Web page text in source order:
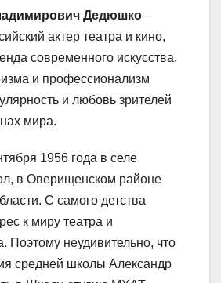
Дедюшко –
актер театра и кино,
современного искусства.
и профессионализм
и любовь зрителей
мира.
1956 года в селе
в Оверищенском районе
С самого детства
к миру театра и
Поэтому неудивительно, что
средней школы Александр